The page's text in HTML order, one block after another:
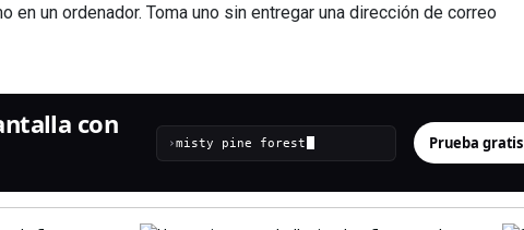
en un ordenador. Toma uno sin entregar una dirección de correo
con
› Prueba gratis